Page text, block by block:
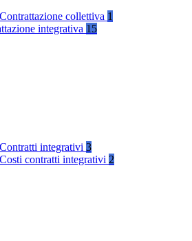
Contrattazione collettiva 1
integrativa 15
Contratti integrativi 3
Costi contratti integrativi 2